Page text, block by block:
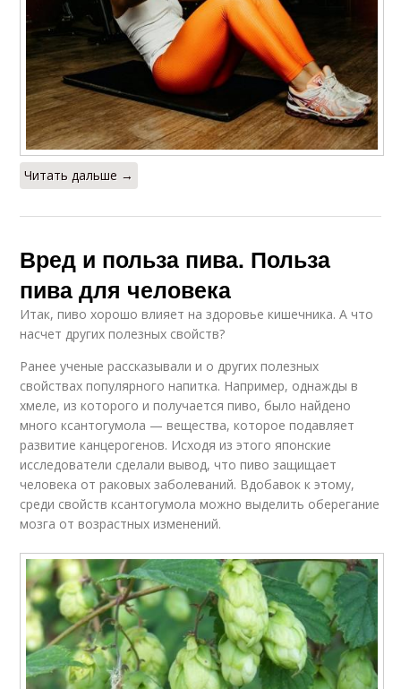
Читать дальше →
Вред и польза пива. Польза
пива для человека
Итак, пиво хорошо влияет на здоровье кишечника. А что
насчет других полезных свойств?
Ранее ученые рассказывали и о других полезных
свойствах популярного напитка. Например, однажды в
хмеле, из которого и получается пиво, было найдено
много ксантогумола — вещества, которое подавляет
развитие канцерогенов. Исходя из этого японские
исследователи сделали вывод, что пиво защищает
человека от раковых заболеваний. Вдобавок к этому,
среди свойств ксантогумола можно выделить оберегание
мозга от возрастных изменений.